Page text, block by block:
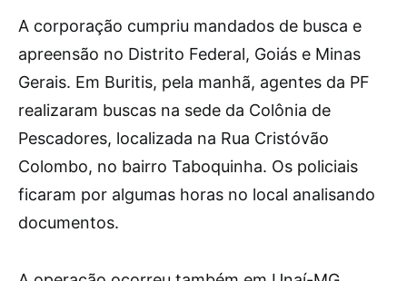
A corporação cumpriu mandados de busca e
apreensão no Distrito Federal, Goiás e Minas
Gerais. Em Buritis, pela manhã, agentes da PF
realizaram buscas na sede da Colônia de
Pescadores, localizada na Rua Cristóvão
Colombo, no bairro Taboquinha. Os policiais
ficaram por algumas horas no local analisando
documentos.